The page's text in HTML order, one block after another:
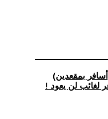
بمقعدين)
لغائب لن يعود !